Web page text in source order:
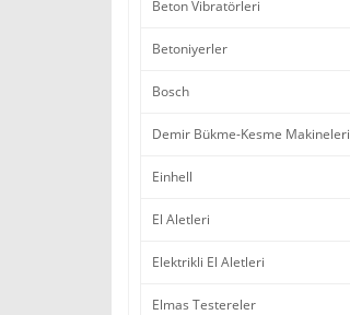
Beton Vibratörleri
Betoniyerler
Bosch
Demir Bükme-Kesme Makineleri
Einhell
El Aletleri
Elektrikli El Aletleri
Elmas Testereler